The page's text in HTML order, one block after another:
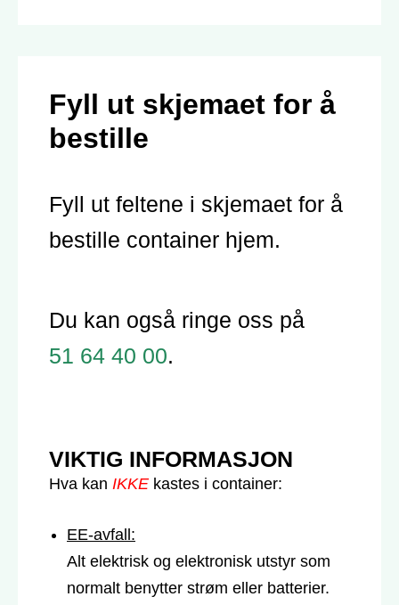
Fyll ut skjemaet for å
bestille
Fyll ut feltene i skjemaet for å
bestille container hjem.
Du kan også ringe oss på
51 64 40 00.
VIKTIG INFORMASJON
Hva kan IKKE kastes i container:
EE-avfall:
Alt elektrisk og elektronisk utstyr som
normalt benytter strøm eller batterier.